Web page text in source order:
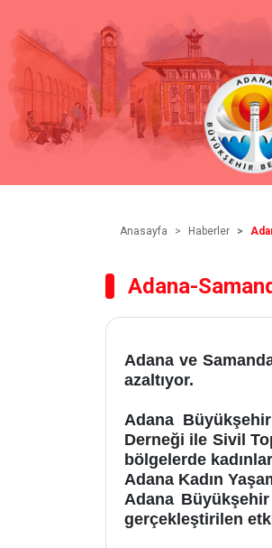
Anasayfa Haberler
Adana-
Adana ve
azaltıyor.
Adana
Derneği ile Sivil
bölgelerde
Adana Kadın
Adana
gerçekleştirilen